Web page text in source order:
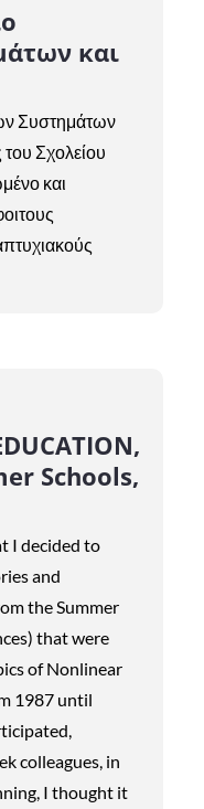
και
Συστημάτων
Σχολείου
και
,
Schools,
I decided to
and
the Summer
that were
of Nonlinear
1987 until
colleagues, in
I thought it